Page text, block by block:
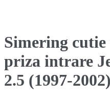
Simering
priza intrare
2.5 (1997-2002)